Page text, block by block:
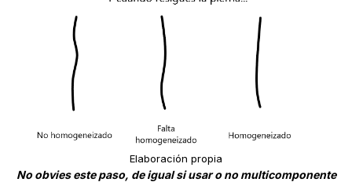
Elaboración propia
No obvies este paso, de igual si usar o no multicomponente